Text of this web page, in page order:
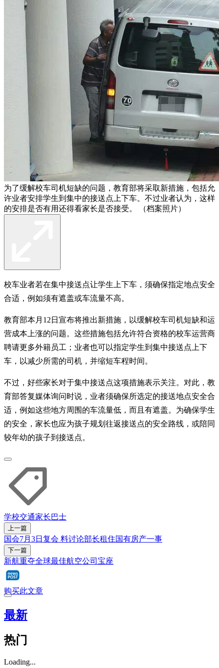
为了缓解校车司机短缺的问题，教育部将采取新措施，包括允
许业者安排学生到集中的接送点上下车。不过业者认为，这样
的安排是否有用还得看家长是否接受。 （档案照片）
校车业者若在集中接送点让学生上下车，须确保指定地点安全
合适，例如须有遮盖或车流量不高。
教育部本月12日宣布将推出新措施，以缓解校车司机短缺和运
营成本上涨的问题。这些措施包括允许符合资格的校车运营商
聘请更多外籍员工；业者也可以指定学生到集中接送点上下
车，以减少所需的司机，并缩短车程时间。
不过，好些家长对于集中接送点这项措施表示关注。对此，教
育部答复媒体询问时说，业者须确保所选定的接送地点安全合
适，例如这些地方周围的车流量低，而且有遮盖。为确保学生
的安全，家长也应为孩子规划往返接送点的安全路线，或陪同
较年幼的孩子到接送点。
学校交通家长巴士
上一篇
国会7月3日复会 料讨论部长租住国有房产一事
下一篇
新航重夺全球最佳航空公司宝座
购买此文章
最新
热门
Loading...